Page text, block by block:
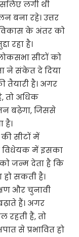
लगी थी
बना रहे। उत्तर
के अंतर को
रहा है।
सीटों को
ने संकेत दे दिया
तैयारी है। अगर
तो अधिक
बढ़ेगा, जिससे
है।
सीटों में
विधेयक में इसका
जन्म देता है कि
सकती है।
और चुनावी
हैं। अगर
रहती हैं, तो
से प्रभावित हो